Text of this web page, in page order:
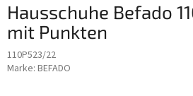
Hausschuhe Befado
mit Punkten
110P523/22
Marke: BEFADO